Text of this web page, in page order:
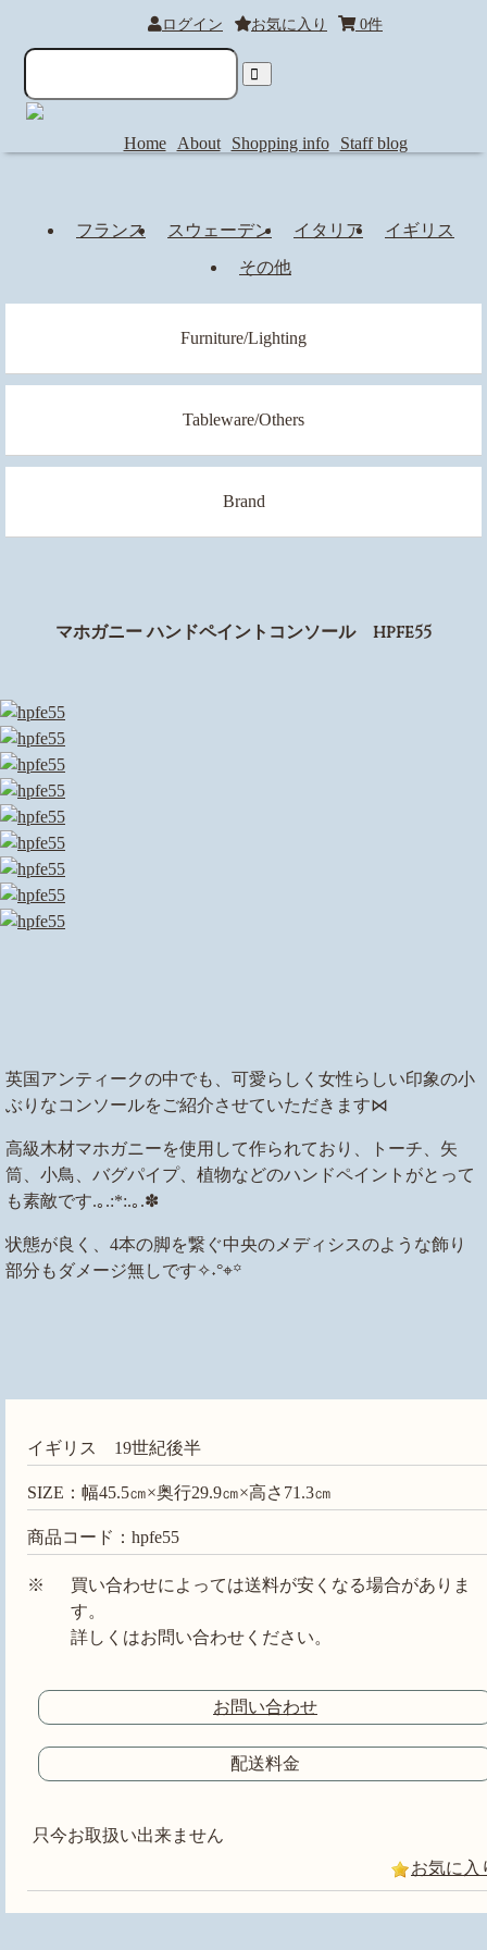
ログイン お気に入り 0件
Home About Shopping info Staff blog
フランス スウェーデン イタリア
イギリス
その他
Furniture/Lighting
Tableware/Others
Brand
マホガニー ハンドペイントコンソール hpfe55
英国アンティークの中でも、可愛らしく女性らしい印象の小
ぶりなコンソールをご紹介させていただきます⋈
高級木材マホガニーを使用して作られており、トーチ、矢
筒、小鳥、バグパイプ、植物などのハンドペイントがとって
も素敵です.｡.:*:.｡.✽
状態が良く、4本の脚を繋ぐ中央のメディシスのような飾り
部分もダメージ無しです✧˖°⌖꙳
イギリス 19世紀後半
SIZE：幅45.5㎝×奥行29.9㎝×高さ71.3㎝
商品コード：hpfe55
※
買い合わせによっては送料が安くなる場合がありま
す。
詳しくはお問い合わせください。
お問い合わせ
配送料金
只今お取扱い出来ません
お気に入